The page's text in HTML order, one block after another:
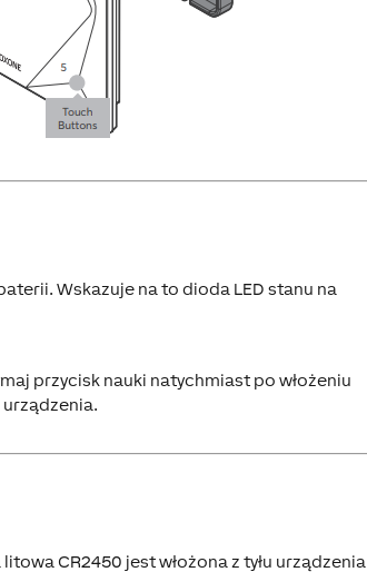
Wskazuje na to dioda LED stanu na
przycisk nauki natychmiast po włożeniu
urządzenia.
CR2450 jest włożona z tyłu